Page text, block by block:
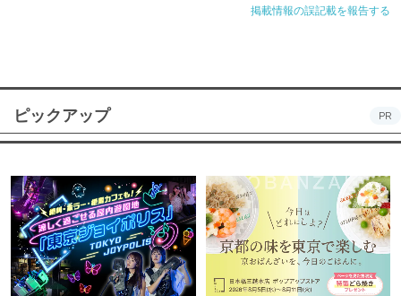
掲載情報の誤記載を報告する
ピックアップ PR